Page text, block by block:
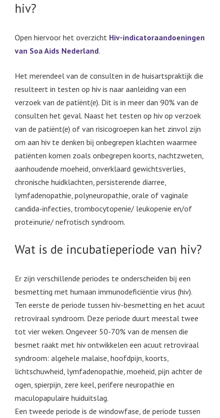
hiv?
Open hiervoor het overzicht Hiv-indicatoraandoeningen
van Soa Aids Nederland.
Het merendeel van de consulten in de huisartspraktijk die
resulteert in testen op hiv is naar aanleiding van een
verzoek van de patiënt(e). Dit is in meer dan 90% van de
consulten het geval. Naast het testen op hiv op verzoek
van de patiënt(e) of van risicogroepen kan het zinvol zijn
om aan hiv te denken bij onbegrepen klachten waarmee
patiënten komen zoals onbegrepen koorts, nachtzweten,
aanhoudende moeheid, onverklaard gewichtsverlies,
chronische huidklachten, persisterende diarree,
lymfadenopathie, polyneuropathie, orale of vaginale
candida-infecties, trombocytopenie/ leukopenie en/of
proteïnurie/ nefrotisch syndroom.
Wat is de incubatieperiode van hiv?
Er zijn verschillende periodes te onderscheiden bij een
besmetting met humaan immunodeficiëntie virus (hiv).
Ten eerste de periode tussen hiv-besmetting en het acuut
retroviraal syndroom. Deze periode duurt meestal twee
tot vier weken. Ongeveer 50-70% van de mensen die
besmet raakt met hiv ontwikkelen een acuut retroviraal
syndroom: algehele malaise, hoofdpijn, koorts,
lichtschuwheid, lymfadenopathie, moeheid, pijn achter de
ogen, spierpijn, zere keel, perifere neuropathie en
maculopapulaire huiduitslag.
Een tweede periode is de windowfase, de periode tussen